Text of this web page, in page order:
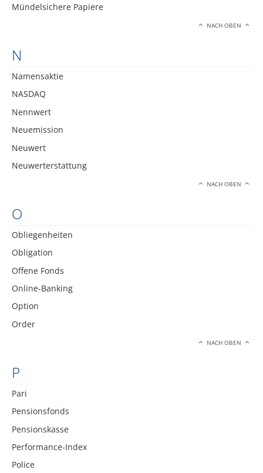
Mündelsichere Papiere
NACH OBEN
N
Namensaktie
NASDAQ
Nennwert
Neuemission
Neuwert
Neuwerterstattung
NACH OBEN
O
Obliegenheiten
Obligation
Offene Fonds
Online-Banking
Option
Order
NACH OBEN
P
Pari
Pensionsfonds
Pensionskasse
Performance-Index
Police